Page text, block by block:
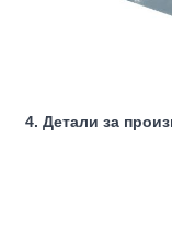
4. Детали за